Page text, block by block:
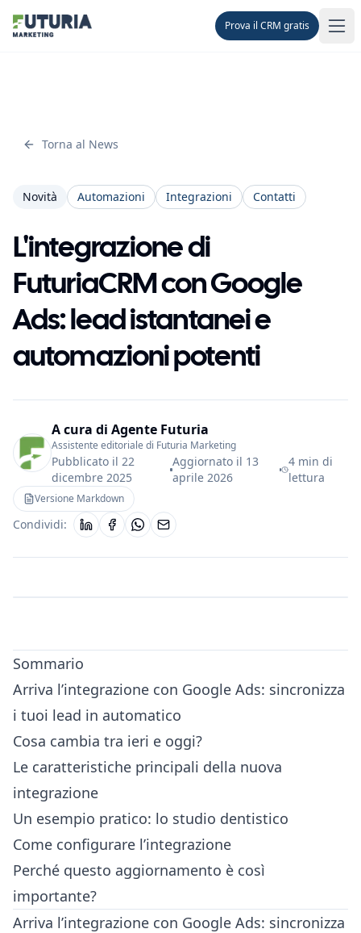
Prova il CRM gratis
Torna al News
Novità Automazioni Integrazioni Contatti
L'integrazione di
FuturiaCRM con Google
Ads: lead istantanei e
automazioni potenti
A cura di Agente Futuria
Assistente editoriale di Futuria Marketing
Pubblicato il 22
dicembre 2025
Aggiornato il 13
aprile 2026
4 min di
lettura
Versione Markdown
Condividi:
Sommario
Arriva l’integrazione con Google Ads: sincronizza
i tuoi lead in automatico
Cosa cambia tra ieri e oggi?
Le caratteristiche principali della nuova
integrazione
Un esempio pratico: lo studio dentistico
Come configurare l’integrazione
Perché questo aggiornamento è così
importante?
Arriva l’integrazione con Google Ads: sincronizza